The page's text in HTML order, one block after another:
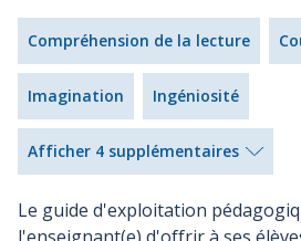
Compréhension de la lecture
Imagination Ingéniosité
Afficher 4 supplémentaires
Le guide d'exploitation